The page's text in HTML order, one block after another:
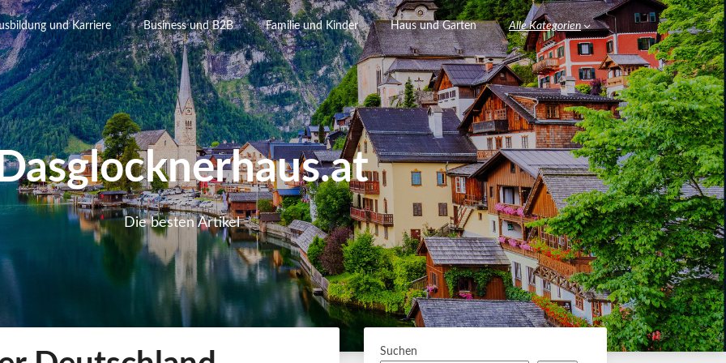
und Karriere Business und B2B Familie und Kinder Haus und Garten Alle Kategorien
Die besten Artikel
Suchen